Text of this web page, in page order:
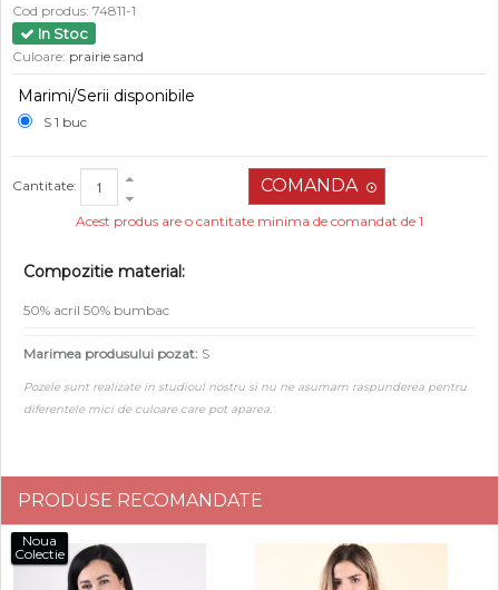
Cod produs: 74811-1
In Stoc
Culoare: prairie sand
Marimi/Serii disponibile
S 1 buc
Cantitate:
Acest produs are o cantitate minima de comandat de 1
Compozitie material:
50% acril 50% bumbac
Marimea produsului pozat: S
Pozele sunt realizate in studioul nostru si nu ne asumam raspunderea pentru
diferentele mici de culoare care pot aparea.
PRODUSE RECOMANDATE
Noua
Colectie